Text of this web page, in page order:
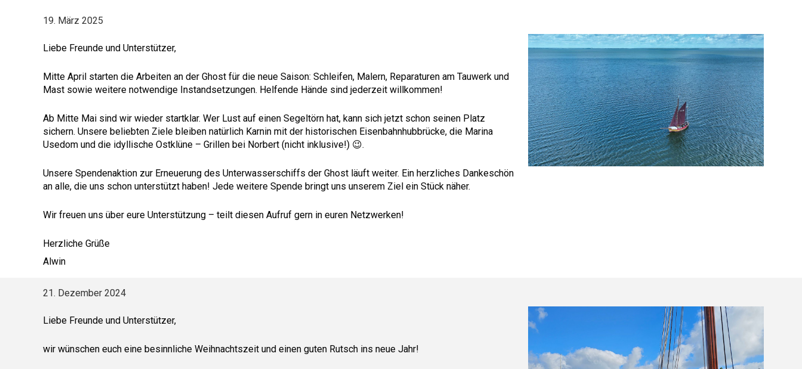
19. März 2025
Liebe Freunde und Unterstützer,
Mitte April starten die Arbeiten an der Ghost für die neue Saison: Schleifen, Malern, Reparaturen am Tauwerk und
Mast sowie weitere notwendige Instandsetzungen. Helfende Hände sind jederzeit willkommen!
Ab Mitte Mai sind wir wieder startklar. Wer Lust auf einen Segeltörn hat, kann sich jetzt schon seinen Platz
sichern. Unsere beliebten Ziele bleiben natürlich Karnin mit der historischen Eisenbahnhubbrücke, die Marina
Usedom und die idyllische Ostklüne – Grillen bei Norbert (nicht inklusive!) 😉.
Unsere Spendenaktion zur Erneuerung des Unterwasserschiffs der Ghost läuft weiter. Ein herzliches Dankeschön
an alle, die uns schon unterstützt haben! Jede weitere Spende bringt uns unserem Ziel ein Stück näher.
Wir freuen uns über eure Unterstützung – teilt diesen Aufruf gern in euren Netzwerken!
Herzliche Grüße
Alwin
21. Dezember 2024
Liebe Freunde und Unterstützer,
wir wünschen euch eine besinnliche Weihnachtszeit und einen guten Rutsch ins neue Jahr!